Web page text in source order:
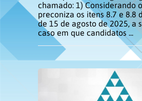
chamado: 1) Considerando
preconiza os itens 8.7 e 8.8
de 15 de agosto de 2025, a
caso em que candidatos ...